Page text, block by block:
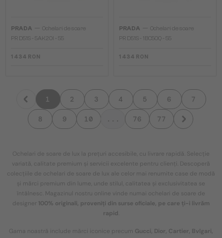
PRADA
Ochelari de soare
PR D51S - 5AK20I - 55
1 434 RON
PRADA
Ochelari de soare
PR D51S - 1BC50Q - 55
1 434 RON
1 2 3 4 5 6 7
8 9 10 ... 76 77
Ochelari de soare de lux la prețuri accesibile, cu livrare rapidă. Selecție
variată, calitate premium și servicii excelente pentru clienți. Descoperă
colecțiile de ochelari de soare de lux ale celor mai renumite case de modă
și mărci premium din lume, unde stilul, calitatea și exclusivitatea se
întâlnesc. Magazinul nostru online vinde numai ochelari de soare de
designer 100% originali, proveniți din surse oficiale, pe care ți-i livrăm
rapid
Gama noastră include mărci iconice precum Gucci, Dior, Cartier, Bvlgari,